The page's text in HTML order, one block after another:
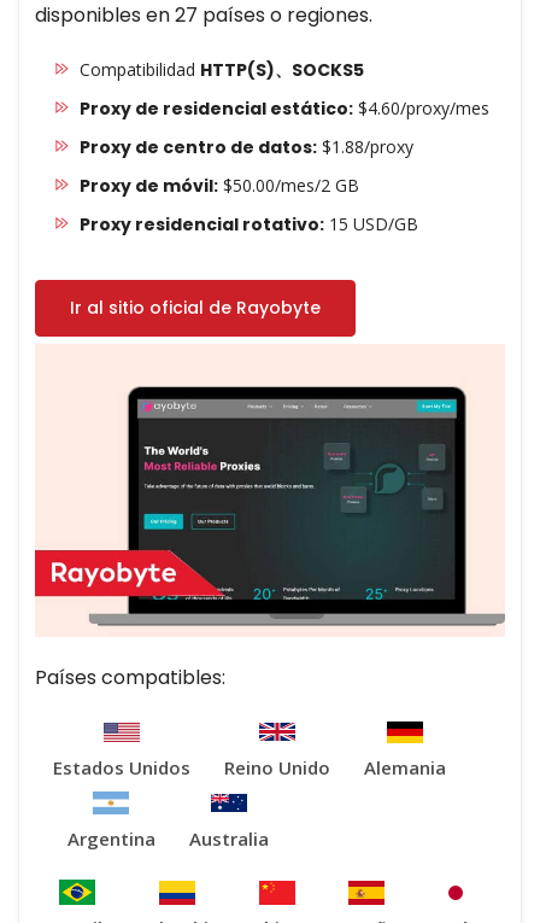
disponibles en 27 países o regiones.
Compatibilidad HTTP(S)、SOCKS5
Proxy de residencial estático:$4.60/proxy/mes
Proxy de centro de datos:$1.88/proxy
Proxy de móvil:$50.00/mes/2 GB
Proxy residencial rotativo:15 USD/GB
Ir al sitio oficial de Rayobyte
Países compatibles:
Estados Unidos Reino Unido Alemania
Argentina Australia